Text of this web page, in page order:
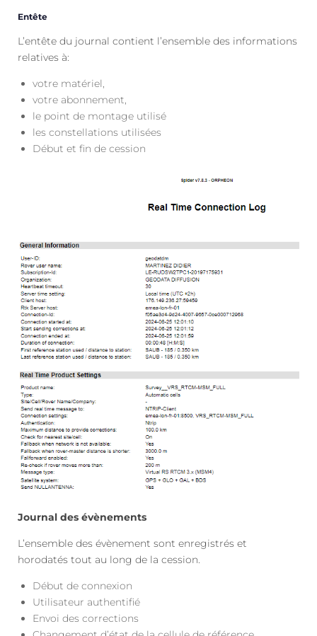
Entête
L’entête du journal contient l’ensemble des informations
relatives à:
votre matériel,
votre abonnement,
le point de montage utilisé
les constellations utilisées
Début et fin de cession
Journal des évènements
L’ensemble des évènement sont enregistrés et
horodatés tout au long de la cession.
Début de connexion
Utilisateur authentifié
Envoi des corrections